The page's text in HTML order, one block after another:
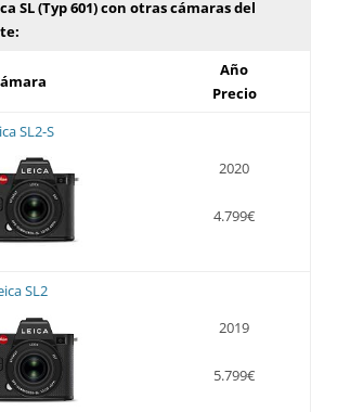
SL (Typ 601) con otras cámaras del
Año
Precio
SL2-S
2020
4.799€
SL2
2019
5.799€